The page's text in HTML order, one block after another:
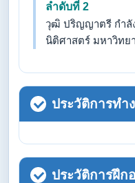
ลำดับที่ 2
วุฒิ ปริญญาตรี กำลั
นิติศาสตร์ มหาวิทย
ประวัติการทำ
ประวัติการฝึก